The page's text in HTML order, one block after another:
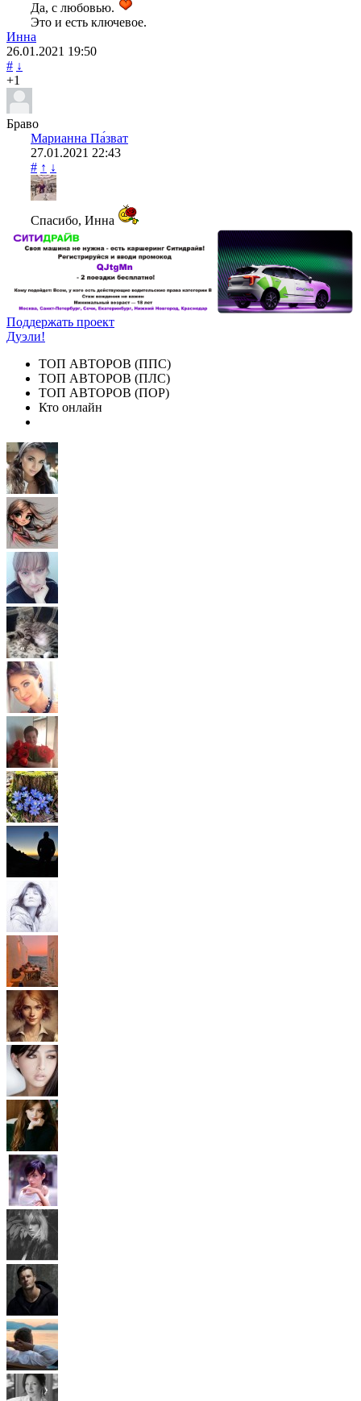
Да, с любовью.
Это и есть ключевое.
Инна
26.01.2021 19:50
# ↓
+1
Браво
Марианна Па́зват
27.01.2021 22:43
# ↑ ↓
Спасибо, Инна
Поддержать проект
Дуэли!
ТОП АВТОРОВ (ППС)
ТОП АВТОРОВ (ПЛС)
ТОП АВТОРОВ (ПОР)
Кто онлайн